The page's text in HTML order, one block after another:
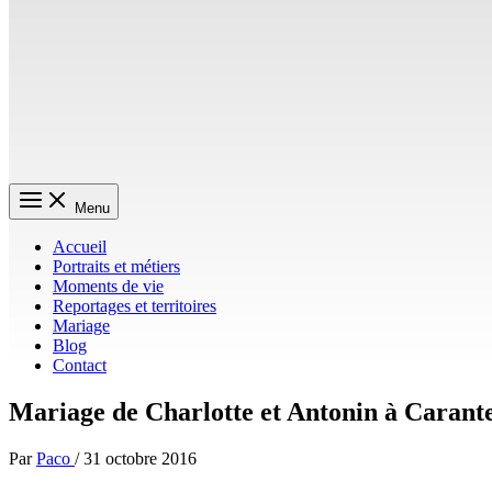
Menu
Accueil
Portraits et métiers
Moments de vie
Reportages et territoires
Mariage
Blog
Contact
Mariage de Charlotte et Antonin à
ParPaco /31 octobre 2016